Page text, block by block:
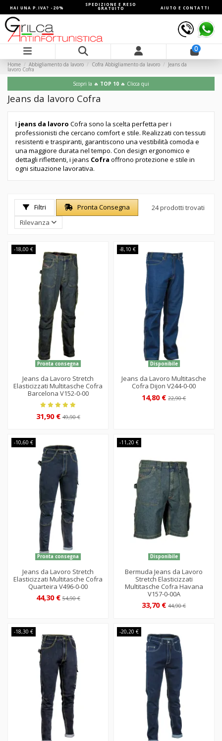
HAI UNA P.IVA? -20%
SPEDIZIONE E RESO
GRATUITO AIUTO E CONTATTI
0
Home Abbigliamento da lavoro Cofra Abbigliamento da lavoro Jeans da
lavoro Cofra
Scopri la 🔥 TOP 10 🔥 Clicca qui
Jeans da lavoro Cofra
I jeans da lavoro Cofra sono la scelta perfetta per i
professionisti che cercano comfort e stile. Realizzati con tessuti
resistenti e traspiranti, garantiscono una vestibilità comoda e
una maggiore durata nel tempo. Con design ergonomico e
dettagli riflettenti, i jeans Cofra offrono protezione e stile in
ogni situazione lavorativa.
Filtri Pronta Consegna
24 prodotti trovati
Rilevanza
-18,00 €
Pronta consegna
Jeans da Lavoro Stretch
Elasticizzati Multitasche Cofra
Barcelona V152-0-00
31,90 €49,90 €
-8,10 €
Disponibile
Jeans da Lavoro Multitasche
Cofra Dijon V244-0-00
14,80 €22,90 €
-10,60 €
Pronta consegna
Jeans da Lavoro Stretch
Elasticizzati Multitasche Cofra
Quarteira V496-0-00
44,30 €54,90 €
-11,20 €
Disponibile
Bermuda Jeans da Lavoro
Stretch Elasticizzati
Multitasche Cofra Havana
V157-0-00A
33,70 €44,90 €
-18,30 € -20,20 €